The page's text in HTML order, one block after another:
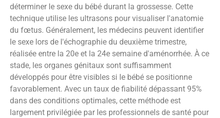
déterminer le sexe du bébé durant la grossesse. Cette
technique utilise les ultrasons pour visualiser l'anatomie
du fœtus. Généralement, les médecins peuvent identifier
le sexe lors de l'échographie du deuxième trimestre,
réalisée entre la 20e et la 24e semaine d'aménorrhée. À ce
stade, les organes génitaux sont suffisamment
développés pour être visibles si le bébé se positionne
favorablement. Avec un taux de fiabilité dépassant 95%
dans des conditions optimales, cette méthode est
largement privilégiée par les professionnels de santé pour